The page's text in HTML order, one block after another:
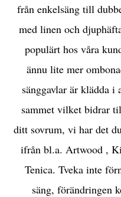
från enkelsäng till
med linen och
populärt hos våra
ännu lite mer
sänggavlar är klädda
sammet vilket bidrar
ditt sovrum, vi har det
ifrån bl.a. Artwood ,
Tenica. Tveka inte
säng, förändringen